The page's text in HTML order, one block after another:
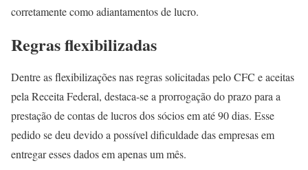
corretamente como adiantamentos de lucro.
Regras flexibilizadas
Dentre as flexibilizações nas regras solicitadas pelo CFC e aceitas
pela Receita Federal, destaca-se a prorrogação do prazo para a
prestação de contas de lucros dos sócios em até 90 dias. Esse
pedido se deu devido a possível dificuldade das empresas em
entregar esses dados em apenas um mês.